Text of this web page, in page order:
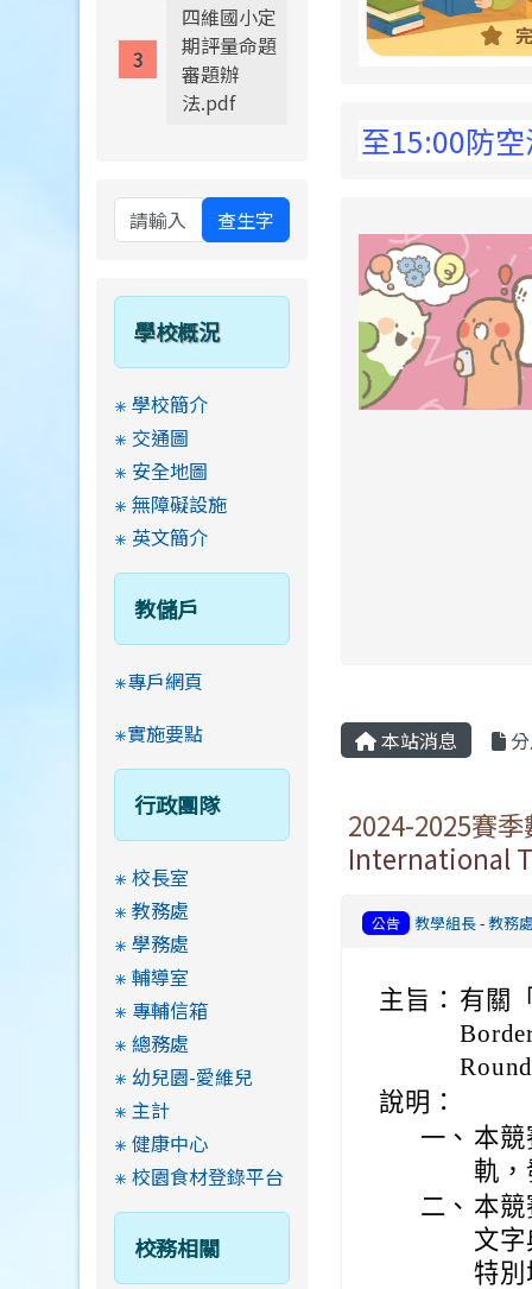
8月13日14:30至15:00防空演
本站消息
2024-2025賽
International
公告 教學組長-教務
主旨： 有關
說明：
一、 本
軌，
二、 本
文
特別
四維國小定
期評量命題
審題辦
法.pdf
查生字
學校概況
學校簡介
交通圖
安全地圖
無障礙設施
英文簡介
教儲戶
專戶網頁
實施要點
行政團隊
校長室
教務處
學務處
輔導室
專輔信箱
總務處
幼兒園-愛維兒
主計
健康中心
校園食材登錄平台
校務相關